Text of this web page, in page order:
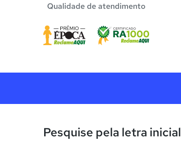
Qualidade de atendimento
Pesquise pela letra inicial